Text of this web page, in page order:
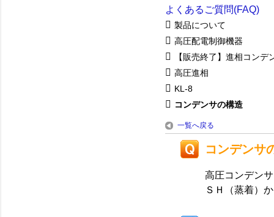
よくあるご質問(FAQ)
製品について
高圧配電制御機器
【販売終了】進相コンデ
高圧進相
KL-8
コンデンサの構造
一覧へ戻る
コンデンサ
高圧コンデン
ＳＨ（蒸着）